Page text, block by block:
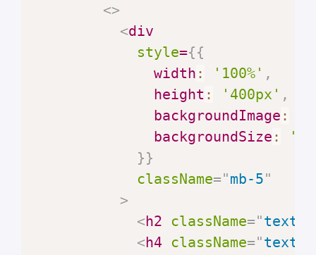
<>
<div
style={{
width : '100%' ,
height : '400px' ,
backgroundImage :
backgroundSize :
}}
className="mb-5"
>
<h2 className="text-
<h4 className="text-